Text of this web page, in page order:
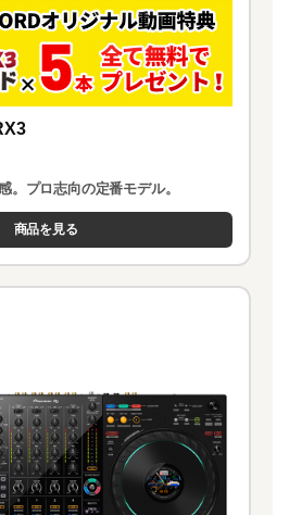
。プロ志向の定番モデル。
商品を見る